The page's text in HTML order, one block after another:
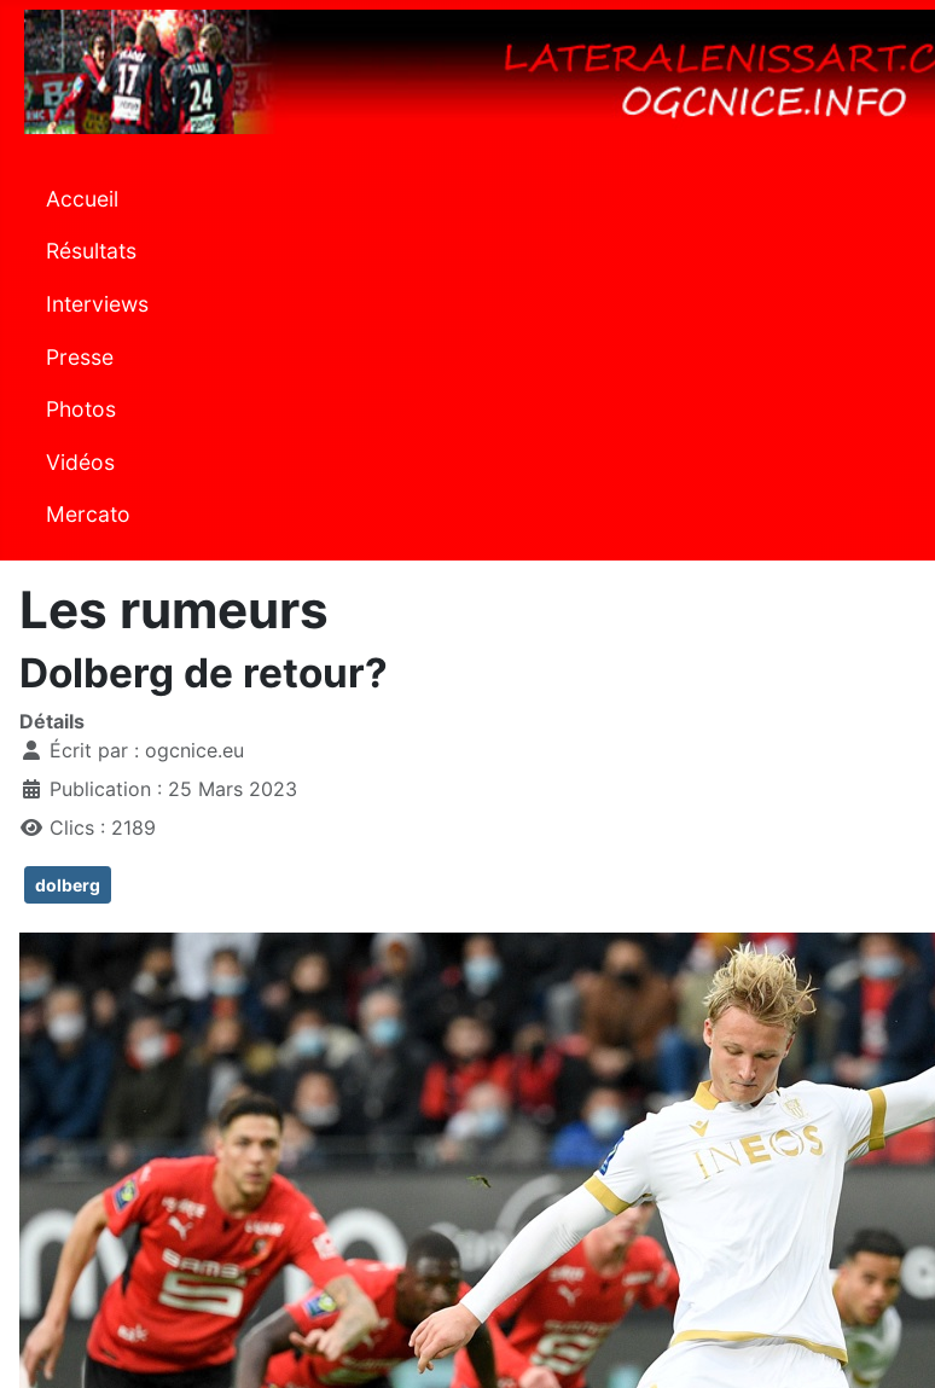
Accueil
Résultats
Interviews
Presse
Photos
Vidéos
Mercato
Les rumeurs
Dolberg de retour?
Détails
Écrit par : ogcnice.eu
Publication : 25 Mars 2023
Clics : 2189
dolberg